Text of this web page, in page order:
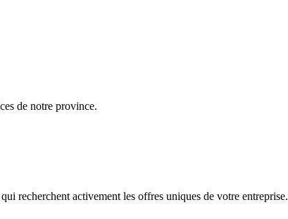
de notre province.
recherchent activement les offres uniques de votre entreprise.